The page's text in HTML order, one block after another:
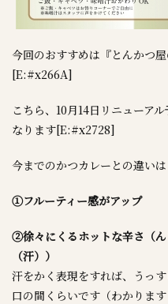
今回のおすすめは『とんかつ
[E:#x266A]
こちら、10月14日リニューア
なります[E:#x2728]
今までのかつカレーとの違いは
①フルーティー感がアップ
②徐々にくるホットな辛さ（
（汗））
汗をかく表現をすれば、うっ
口の間くらいです（わかります